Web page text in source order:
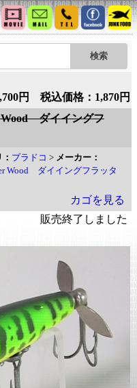
円 税込価格：1,870円
Wood ダイイングフ
プラドコ > メーカー：
Wood ダイイングフラッタ
カゴを見る
販売終了しました